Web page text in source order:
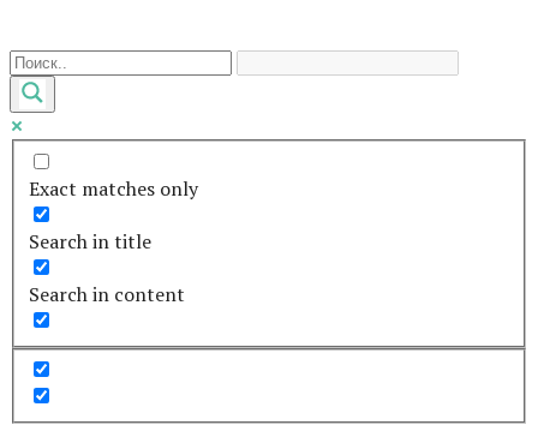
к
контенту
Exact matches only
Search in title
Search in content